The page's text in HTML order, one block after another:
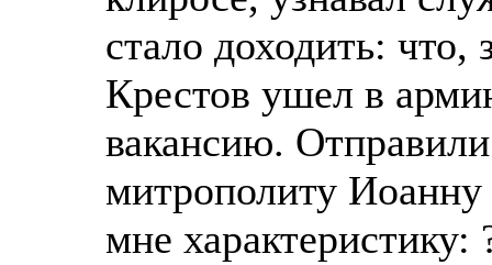
стало доходить:
Крестов ушел в
вакансию.
митрополиту
мне характеристику: